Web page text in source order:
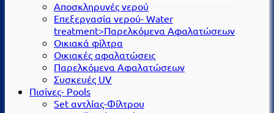
Αποσκληρυνές νερού
Επεξεργασία νερού- Water
treatment>Παρελκόμενα Αφαλατώσεων
Οικιακά φίλτρα
Οικιακές αφαλατώσεις
Παρελκόμενα Αφαλατώσεων
Συσκευές UV
Πισίνες- Pools
Set αντλίας-Φίλτρου